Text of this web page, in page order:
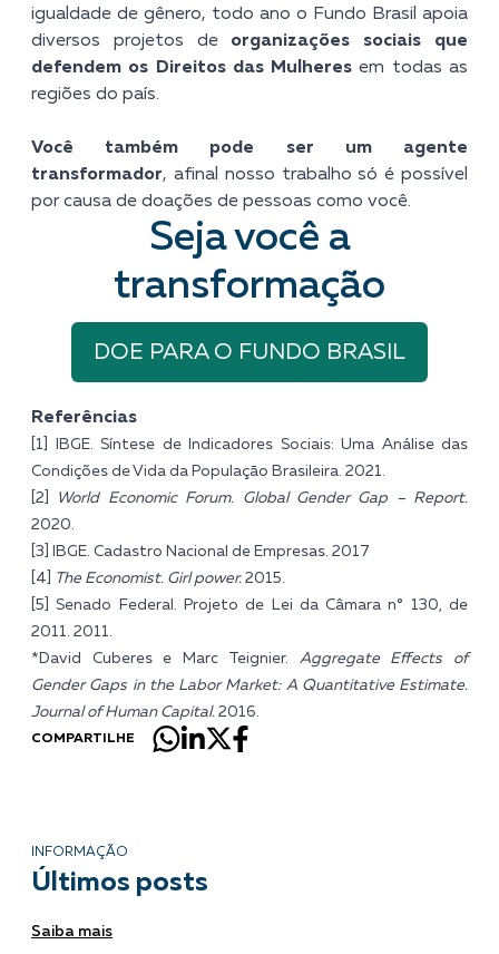
igualdade de gênero, todo ano o Fundo Brasil apoia
diversos projetos de organizações sociais que
defendem os Direitos das Mulheres em todas as
regiões do país.
Você também pode ser um agente
transformador, afinal nosso trabalho só é possível
por causa de doações de pessoas como você.
Seja você a
transformação
DOE PARA O FUNDO BRASIL
Referências
[1] IBGE.
Síntese de Indicadores Sociais: Uma Análise das
Condições de Vida da População Brasileira 2021.
[2]
World Economic Forum. Global Gender Gap – Report.
2020.
[3]
IBGE. Cadastro Nacional de Empresas. 2017
[4]
The Economist. Girl power. 2015.
[5] Senado Federal.
Projeto de Lei da Câmara n° 130, de
2011 2011.
*David Cuberes e Marc Teignier. Aggregate Effects of
Gender Gaps in the Labor Market: A Quantitative Estimate.
Journal of Human Capital. 2016.
COMPARTILHE
INFORMAÇÃO
Últimos posts
Saiba mais